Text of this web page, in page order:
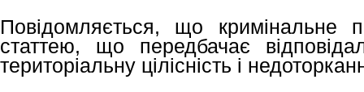
Повідомляється, що кримінальне
статтею, що передбачає
територіальну цілісність і